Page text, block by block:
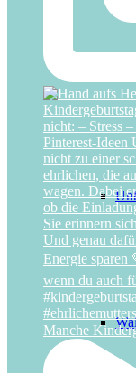
Manche